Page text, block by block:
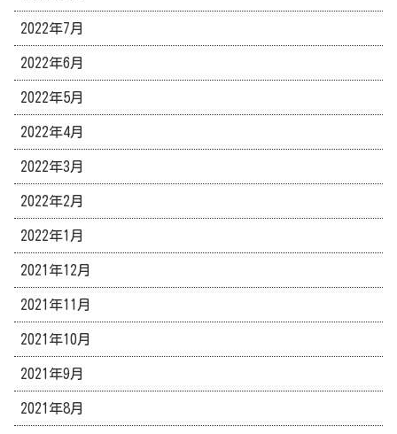
2022年7月
2022年6月
2022年5月
2022年4月
2022年3月
2022年2月
2022年1月
2021年12月
2021年11月
2021年10月
2021年9月
2021年8月